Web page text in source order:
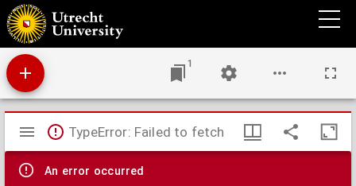
Inventaris van het archief van Johannes Christiaan Hoekendijk, (1912-1975)
1
Mirador
viewer
TypeError: Failed to fetch
An error occurred